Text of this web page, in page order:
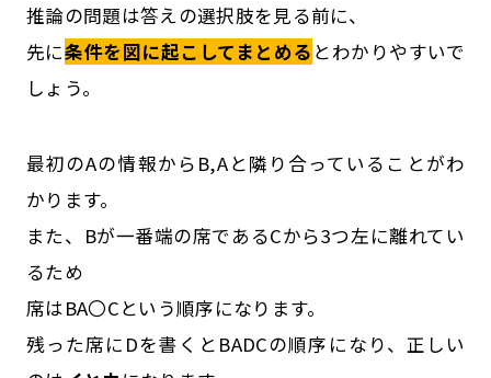
推論の問題は答えの選択肢を見る前に、
先に条件を図に起こしてまとめる とわかりやすいで
しょう。
最初のAの情報からB,Aと隣り合っていることがわ
かります。
また、Bが一番端の席であるCから3つ左に離れてい
るため
席はBA〇Cという順序になります。
残った席にDを書くとBADCの順序になり、正しい